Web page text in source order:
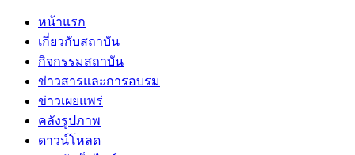
หน้าแรก
เกี่ยวกับสถาบัน
กิจกรรมสถาบัน
ข่าวสารและการอบรม
ข่าวเผยแพร่
คลังรูปภาพ
ดาวน์โหลด